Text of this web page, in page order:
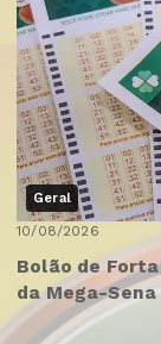
Geral
10/08/2026
Bolão de
da Mega-Sena